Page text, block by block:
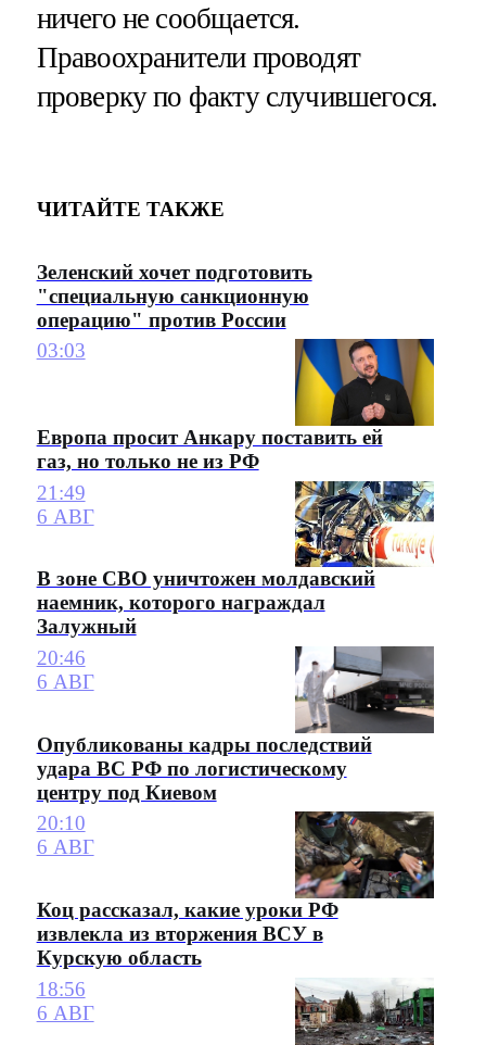
ничего не сообщается.
Правоохранители проводят
проверку по факту случившегося.
ЧИТАЙТЕ ТАКЖЕ
Зеленский хочет подготовить
"специальную санкционную
операцию" против России
03:03
Европа просит Анкару поставить ей
газ, но только не из РФ
21:49
6 АВГ
В зоне СВО уничтожен молдавский
наемник, которого награждал
Залужный
20:46
6 АВГ
Опубликованы кадры последствий
удара ВС РФ по логистическому
центру под Киевом
20:10
6 АВГ
Коц рассказал, какие уроки РФ
извлекла из вторжения ВСУ в
Курскую область
18:56
6 АВГ